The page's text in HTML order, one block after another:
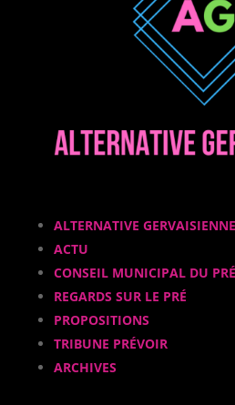
ALTERNATIVE GERVAISIENNE
ACTU
CONSEIL MUNICIPAL DU
REGARDS SUR LE PRÉ
PROPOSITIONS
TRIBUNE PRÉVOIR
ARCHIVES